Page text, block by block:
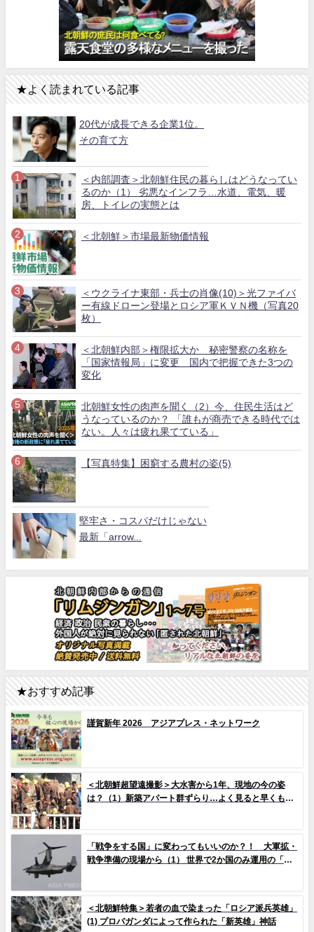
★よく読まれている記事
20代が成長できる企業1位。
その育て方
＜内部調査＞北朝鮮住民の暮らしはどうなってい
るのか（1） 劣悪なインフラ…水道、電気、暖
房、トイレの実態とは
＜北朝鮮＞市場最新物価情報
＜ウクライナ東部・兵士の肖像(10)＞光ファイバ
ー有線ドローン登場とロシア軍ＫＶＮ機（写真20
枚）
＜北朝鮮内部＞権限拡大か 秘密警察の名称を
「国家情報局」に変更 国内で把握できた3つの
変化
北朝鮮女性の肉声を聞く（2）今、住民生活はど
うなっているのか？ 「誰もが商売できる時代では
ない。人々は疲れ果てている」
【写真特集】困窮する農村の姿(5)
堅牢さ・コスパだけじゃない
最新「arrow...
★おすすめ記事
謹賀新年 2026 アジアプレス・ネットワーク
＜北朝鮮超望遠撮影＞大水害から1年、現地の今の姿
は？（1）新築アパート群ずらり…よく見ると早くもタ
「戦争をする国」に変わってもいいのか？！ 大軍拡・
戦争準備の現場から（1） 世界で2か国のみ運用の「欠
＜北朝鮮特集＞若者の血で染まった「ロシア派兵英雄」
(1) プロパガンダによって作られた「新英雄」神話